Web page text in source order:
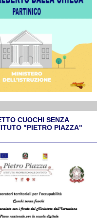
CUOCHI SENZA
"PIETRO PIAZZA"